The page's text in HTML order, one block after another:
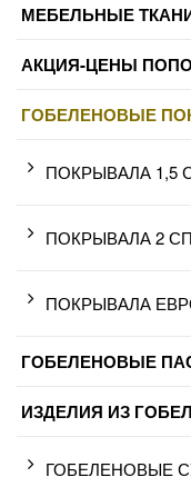
МЕБЕЛЬНЫЕ
АКЦИЯ-ЦЕНЫ
ГОБЕЛЕНОВЫЕ
ПОКРЫВАЛА 1,5
ПОКРЫВАЛА 2
ПОКРЫВАЛА
ГОБЕЛЕНОВЫЕ
ИЗДЕЛИЯ ИЗ
ГОБЕЛЕНОВЫЕ